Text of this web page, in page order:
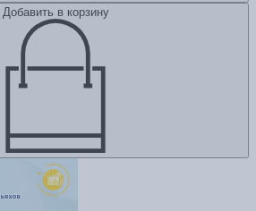
Добавить в корзину